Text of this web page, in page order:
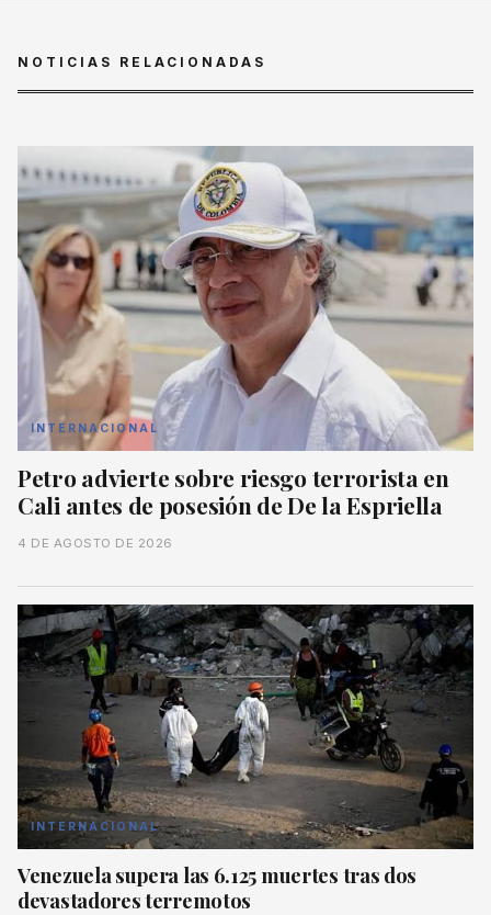
NOTICIAS RELACIONADAS
INTERNACIONAL
Petro advierte sobre riesgo terrorista en
Cali antes de posesión de De la Espriella
4 DE AGOSTO DE 2026
INTERNACIONAL
Venezuela supera las 6.125 muertes tras dos
devastadores terremotos